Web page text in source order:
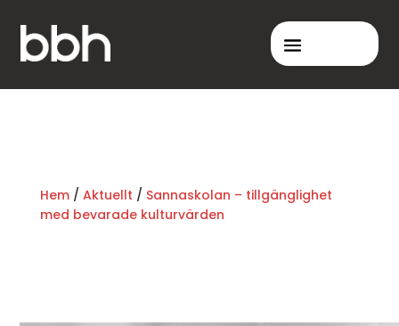
Hem/ Aktuellt / Sannaskolan – tillgänglighet
med bevarade kulturvärden